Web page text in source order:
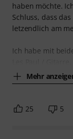
haben möchte.
Schluss, dass
letzendlich am
Ich habe mit
Mehr
25 5